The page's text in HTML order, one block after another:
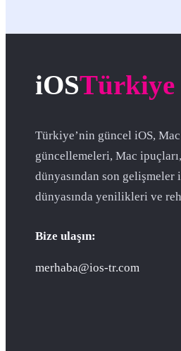
iOSTürkiye
Türkiye’nin güncel iOS,
güncellemeleri, Mac
dünyasından son gelişmeler
dünyasında yenilikleri ve
Bize ulaşın:
merhaba@ios-tr.com